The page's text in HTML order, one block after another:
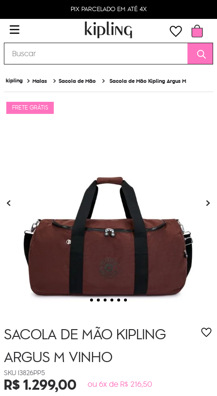
PIX PARCELADO EM ATÉ 4X
Buscar
Malas Sacola de Mão Sacola de Mão Kipling Argus M
FRETE GRÁTIS
SACOLA DE MÃO KIPLING
ARGUS MVINHO
I3826PP5
R$1.299,00 ou 6x de R$ 216,50